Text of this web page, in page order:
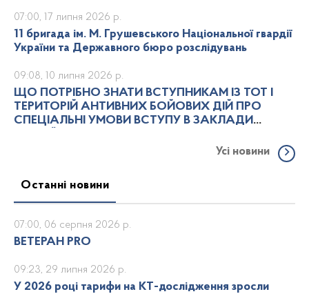
11 бригада ім. М. Грушевського Національної гвардії
України та Державного бюро розслідувань
07:00, 17 липня 2026 р.
ЩО ПОТРІБНО ЗНАТИ ВСТУПНИКАМ ІЗ ТОТ І
ТЕРИТОРІЙ АНТИВНИХ БОЙОВИХ ДІЙ ПРО
СПЕЦІАЛЬНІ УМОВИ ВСТУПУ В ЗАКЛАДИ
09:08, 10 липня 2026 р.
Усі новини
Останні новини
ВЕТЕРАН PRO
07:00, 06 серпня 2026 р.
У 2026 році тарифи на КТ-дослідження зросли
09:23, 29 липня 2026 р.